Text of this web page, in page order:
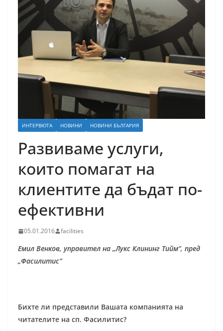
ИНТЕРВЮТА НОВИНИ НОВИНИ БЪЛГАРИЯ
Развиваме услуги,
които помагат на
клиентите да бъдат по-
ефективни
05.01.2016 facilities
Емил Венков, управител на „Лукс Клининг Тийм“, пред
„Фасилитис“
Бихте ли представили Вашата компанията на
читателите на сп. Фасилитис?